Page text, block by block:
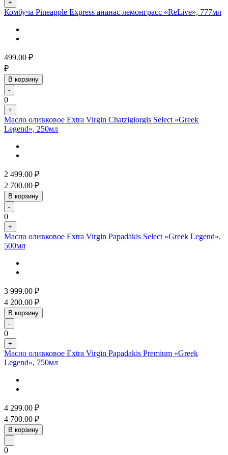
+
Комбуча Pineapple Express ананас лемонграсс «ReLive», 777мл
499.00 ₽
₽
В корзину
-
0
+
Масло оливковое Extra Virgin Chatzigiorgis Select «Greek
Legend», 250мл
2 499.00 ₽
2 700.00 ₽
В корзину
-
0
+
Масло оливковое Extra Virgin Papadakis Select «Greek Legend»,
500мл
3 999.00 ₽
4 200.00 ₽
В корзину
-
0
+
Масло оливковое Extra Virgin Papadakis Premium «Greek
Legend», 750мл
4 299.00 ₽
4 700.00 ₽
В корзину
-
0